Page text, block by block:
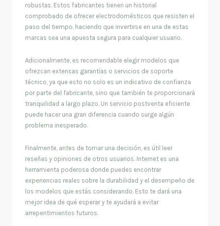
robustas. Estos fabricantes tienen un historial
comprobado de ofrecer electrodomésticos que resisten el
paso del tiempo, haciendo que invertirse en una de estas
marcas sea una apuesta segura para cualquier usuario.
Adicionalmente, es recomendable elegir modelos que
ofrezcan extensas garantías o servicios de soporte
técnico, ya que esto no solo es un indicativo de confianza
por parte del fabricante, sino que también te proporcionará
tranquilidad a largo plazo. Un servicio postventa eficiente
puede hacer una gran diferencia cuando surge algún
problema inesperado.
Finalmente, antes de tomar una decisión, es útil leer
reseñas y opiniones de otros usuarios. Internet es una
herramienta poderosa donde puedes encontrar
experiencias reales sobre la durabilidad y el desempeño de
los modelos que estás considerando. Esto te dará una
mejor idea de qué esperar y te ayudará a evitar
arrepentimientos futuros.